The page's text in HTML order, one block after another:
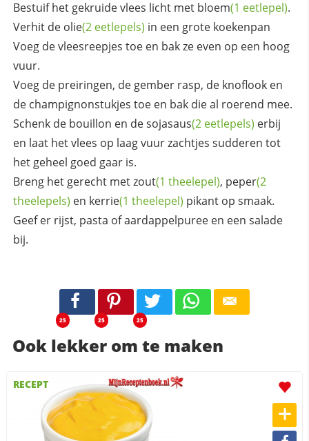
Bestuif het gekruide vlees licht met bloem(1 eetlepel).
Verhit de olie(2 eetlepels) in een grote koekenpan
Voeg de vleesreepjes toe en bak ze even op een hoog
vuur.
Voeg de preiringen, de gember rasp, de knoflook en
de champignonstukjes toe en bak die al roerend mee.
Schenk de bouillon en desojasaus(2 eetlepels) erbij
en laat het vlees op laag vuur zachtjes sudderen tot
het geheel goed gaar is.
Breng het gerecht metzout(1 theelepel), peper(2
theelepels) en kerrie(1 theelepel) pikant op smaak.
Geef er rijst, pasta of aardappelpuree en een salade
bij.
25 25 25
Ook lekker om te maken
RECEPT